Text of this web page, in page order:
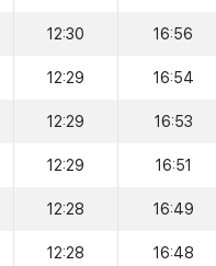
12:30 16:56
12:29 16:54
12:29 16:53
12:29 16:51
12:28 16:49
12:28 16:48